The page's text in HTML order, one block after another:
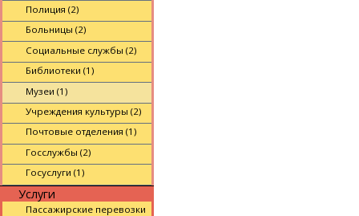
Полиция (2)
Больницы (2)
Социальные службы (2)
Библиотеки (1)
Музеи (1)
Учреждения культуры (2)
Почтовые отделения (1)
Госслужбы (2)
Госуслуги (1)
Услуги
Пассажирские перевозки